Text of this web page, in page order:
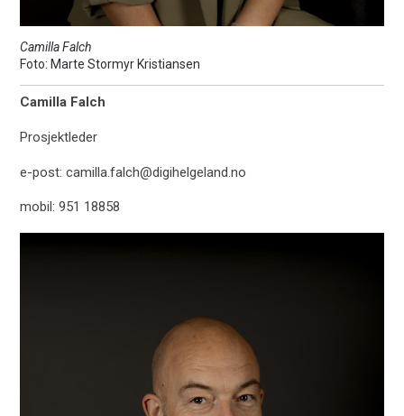
Camilla Falch
Marte Stormyr Kristiansen
Camilla Falch
Prosjektleder
e-post: camilla.falch@digihelgeland.no
mobil: 951 18858